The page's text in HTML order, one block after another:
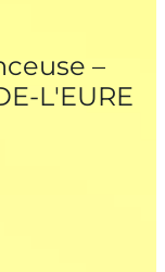
–
L'EURE